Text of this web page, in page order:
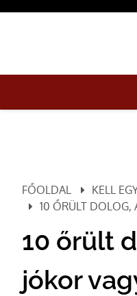
FŐOLDAL
KELL
10 ŐRÜLT DOLOG,
10 őrült
jókor